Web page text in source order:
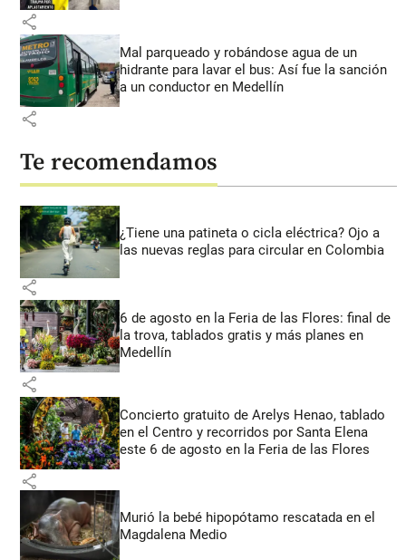
share
Mal parqueado y robándose agua de un
hidrante para lavar el bus: Así fue la sanción
a un conductor en Medellín
share
Te recomendamos
¿Tiene una patineta o cicla eléctrica? Ojo a
las nuevas reglas para circular en Colombia
share
6 de agosto en la Feria de las Flores: final de
la trova, tablados gratis y más planes en
Medellín
share
Concierto gratuito de Arelys Henao, tablado
en el Centro y recorridos por Santa Elena
este 6 de agosto en la Feria de las Flores
share
Murió la bebé hipopótamo rescatada en el
Magdalena Medio